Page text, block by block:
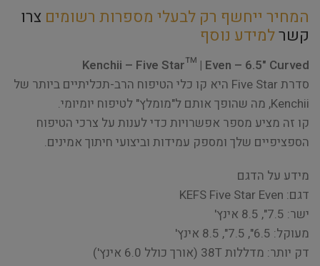
המחיר ייחשף רק לבעלי מספרות רשומים צרו
קשרלמידע נוסף
Kenchii – Five Star™ | Even – 6.5" Curved
סדרת Five Star היא קו כלי הטיפוח הרב-תכליתיים ביותר של
Kenchii, מה שהופך אותם ל"מומלץ" לטיפוח יומיומי.
קו זה מציע מספר אפשרויות כדי לענות על צרכי הטיפוח
הספציפיים שלך ומספק עמידות וביצועי חיתוך אמינים.
מידע על הדגם
דגם: KEFS Five Star Even
ישר: 7.5", 8.5 אינץ'
מעוקל: 6.5", 7.5", 8.5 אינץ'
דק יותר: מדללות 38T (אורך כולל 6.0 אינץ')